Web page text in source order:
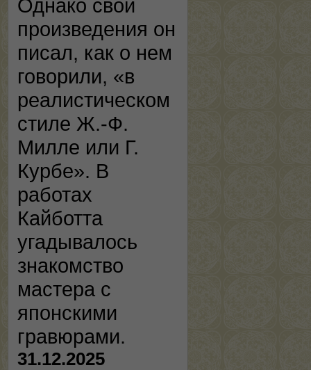
Однако свои
произведения он
писал, как о нем
говорили, «в
реалистическом
стиле Ж.-Ф.
Милле или Г.
Курбе». В
работах
Кайботта
угадывалось
знакомство
мастера с
японскими
гравюрами.
31.12.2025